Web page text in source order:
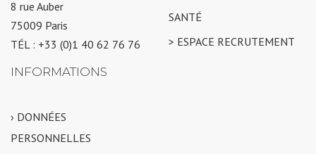
8 rue Auber
75009 Paris
TÉL : +33 (0)1 40 62 76 76
SANTÉ
> ESPACE RECRUTEMENT
INFORMATIONS
› DONNÉES
PERSONNELLES